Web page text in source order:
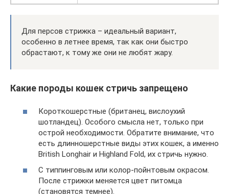
Для персов стрижка – идеальный вариант,
особенно в летнее время, так как они быстро
обрастают, к тому же они не любят жару.
Какие породы кошек стричь запрещено
Короткошерстные (британец, вислоухий
шотландец). Особого смысла нет, только при
острой необходимости. Обратите внимание, что
есть длинношерстные виды этих кошек, а именно
British Longhair и Highland Fold, их стричь нужно.
С типпинговым или колор-пойнтовым окрасом.
После стрижки меняется цвет питомца
(становятся темнее).